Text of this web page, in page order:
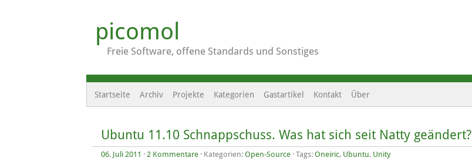
picomol
Freie Software, offene Standards und Sonstiges
Startseite Archiv Projekte Kategorien Gastartikel Kontakt Über
Ubuntu 11.10 Schnappschuss. Was hat sich seit Natty geändert?
06. Juli 2011 · 2 Kommentare · Kategorien: Open-Source · Tags: Oneiric, Ubuntu, Unity